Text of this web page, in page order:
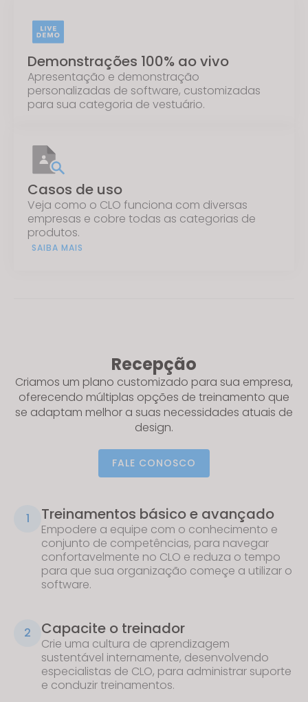
Demonstrações 100% ao vivo
Apresentação e demonstração
personalizadas de software, customizadas
para sua categoria de vestuário.
Casos de uso
Veja como o CLO funciona com diversas
empresas e cobre todas as categorias de
produtos.
SAIBA MAIS
Recepção
Criamos um plano customizado para sua empresa,
oferecendo múltiplas opções de treinamento que
se adaptam melhor a suas necessidades atuais de
design.
FALE CONOSCO
1 Treinamentos básico e avançado
Empodere a equipe com o conhecimento e
conjunto de competências, para navegar
confortavelmente no CLO e reduza o tempo
para que sua organização começe a utilizar o
software.
2 Capacite o treinador
Crie uma cultura de aprendizagem
sustentável internamente, desenvolvendo
especialistas de CLO, para administrar suporte
e conduzir treinamentos.